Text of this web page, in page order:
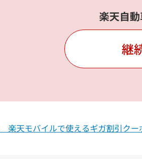
楽天自
継
楽天モバイルで使えるギガ割引クー